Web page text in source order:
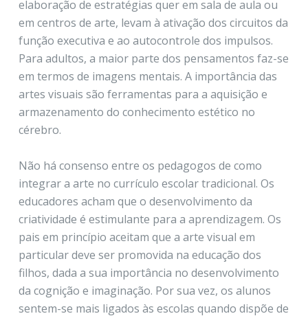
elaboração de estratégias quer em sala de aula ou
em centros de arte, levam à ativação dos circuitos da
função executiva e ao autocontrole dos impulsos.
Para adultos, a maior parte dos pensamentos faz-se
em termos de imagens mentais. A importância das
artes visuais são ferramentas para a aquisição e
armazenamento do conhecimento estético no
cérebro.
Não há consenso entre os pedagogos de como
integrar a arte no currículo escolar tradicional. Os
educadores acham que o desenvolvimento da
criatividade é estimulante para a aprendizagem. Os
pais em princípio aceitam que a arte visual em
particular deve ser promovida na educação dos
filhos, dada a sua importância no desenvolvimento
da cognição e imaginação. Por sua vez, os alunos
sentem-se mais ligados às escolas quando dispõe de